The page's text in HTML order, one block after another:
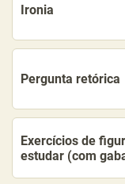
Ironia
Pergunta retórica
Exercícios de
estudar (com